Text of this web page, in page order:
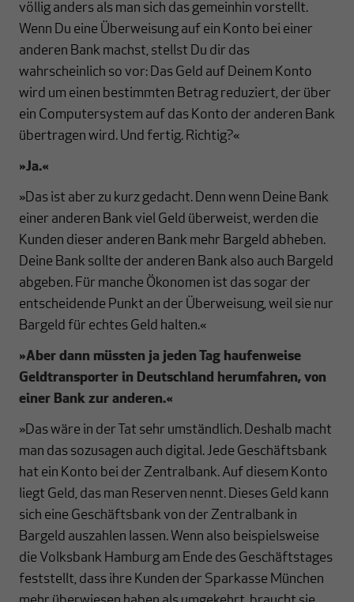
völlig anders als man sich das gemeinhin vorstellt.
Wenn Du eine Überweisung auf ein Konto bei einer
anderen Bank machst, stellst Du dir das
wahrscheinlich so vor: Das Geld auf Deinem Konto
wird um einen bestimmten Betrag reduziert, der über
ein Computersystem auf das Konto der anderen Bank
übertragen wird. Und fertig. Richtig?«
»Ja.«
»Das ist aber zu kurz gedacht. Denn wenn Deine Bank
einer anderen Bank viel Geld überweist, werden die
Kunden dieser anderen Bank mehr Bargeld abheben.
Deine Bank sollte der anderen Bank also auch Bargeld
abgeben. Für manche Ökonomen ist das sogar der
entscheidende Punkt an der Überweisung, weil sie nur
Bargeld für echtes Geld halten.«
»Aber dann müssten ja jeden Tag haufenweise
Geldtransporter in Deutschland herumfahren, von
einer Bank zur anderen.«
»Das wäre in der Tat sehr umständlich. Deshalb macht
man das sozusagen auch digital. Jede Geschäftsbank
hat ein Konto bei der Zentralbank. Auf diesem Konto
liegt Geld, das man Reserven nennt. Dieses Geld kann
sich eine Geschäftsbank von der Zentralbank in
Bargeld auszahlen lassen. Wenn also beispielsweise
die Volksbank Hamburg am Ende des Geschäftstages
feststellt, dass ihre Kunden der Sparkasse München